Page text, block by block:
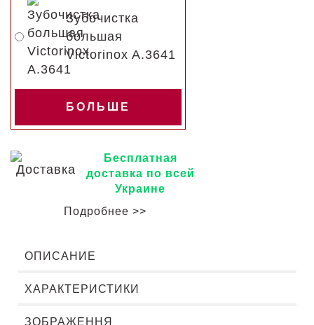
Зубочистка
большая
Victorinox A.3641
БОЛЬШЕ
Бесплатная
доставка по всей
Украине
Подробнее >>
ОПИСАНИЕ
ХАРАКТЕРИСТИКИ
ЗОБРАЖЕННЯ